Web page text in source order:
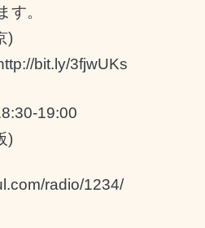
す。
)
bit.ly/3fjwUKs
19:00
)
radio/1234/